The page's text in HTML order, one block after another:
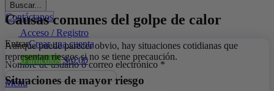
Buscar...
Contáctanos
Acceso / Registro
EntrarCrear una cuenta
Nombre de usuario o correo electrónico *
0artículos S/0.00
Menú
Causas comunes del golpe de calor
Aunque puede parecer obvio, hay situaciones cotidianas que
representan riesgos si no se tiene precaución.
Situaciones de mayor riesgo